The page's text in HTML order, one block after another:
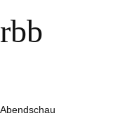
rbb
Abendschau